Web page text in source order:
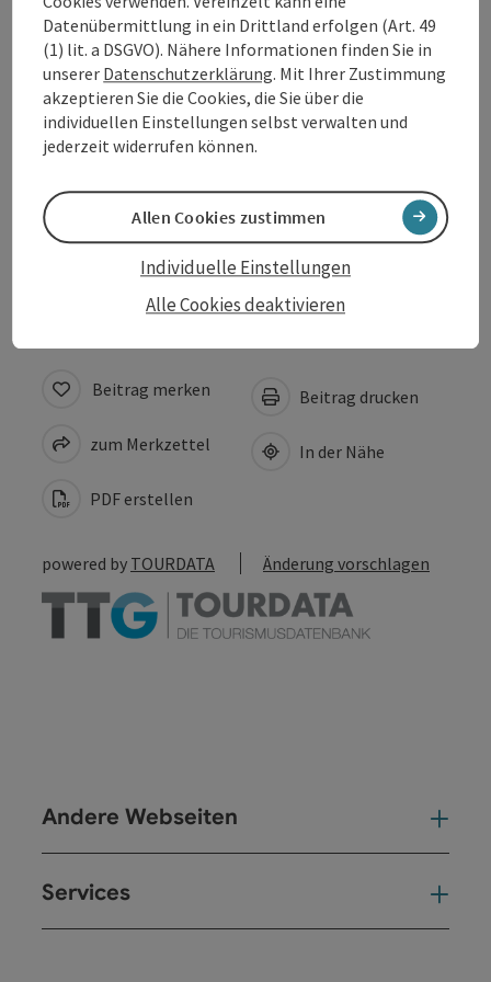
Öffnungszeiten
Küche
Anreise/Lage
Barrierefreiheit
Beitrag merken
zum Merkzettel
PDF erstellen
Beitrag drucken
In der Nähe
powered by TOURDATA Änderung vorschlagen
Andere Webseiten
Services
Datenübermittlung in ein Drittland erfolgen (Art. 49
(1) lit. a DSGVO). Nähere Informationen finden Sie in
unserer Datenschutzerklärung. Mit Ihrer Zustimmung
akzeptieren Sie die Cookies, die Sie über die
individuellen Einstellungen selbst verwalten und
jederzeit widerrufen können.
Alle Cookies deaktivieren
Individuelle Einstellungen
Allen Cookies zustimmen